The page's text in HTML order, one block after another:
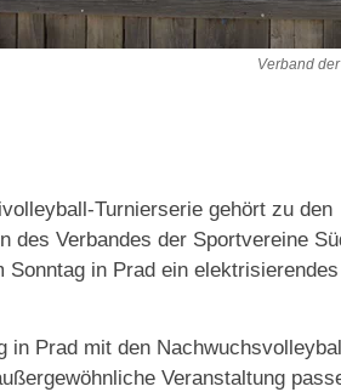
Verband
Turnierserie gehört zu den
des Verbandes der Sportvereine
Sonntag in Prad ein
in Prad mit den
Veranstaltung